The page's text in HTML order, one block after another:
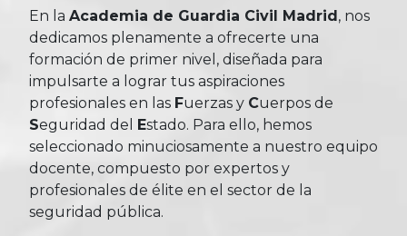
En la Academia de Guardia Civil Madrid , nos
dedicamos plenamente a ofrecerte una
formación de primer nivel, diseñada para
impulsarte a lograr tus aspiraciones
profesionales en las
Fuerzas y Cuerpos de
Seguridad del Estado. Para ello, hemos
seleccionado minuciosamente a nuestro equipo
docente, compuesto por expertos y
profesionales de élite en el sector de la
seguridad pública.